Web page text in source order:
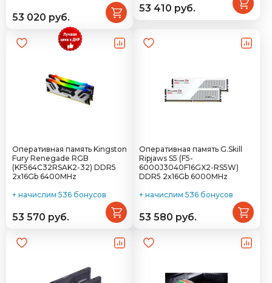
53 020 руб.
53 410 руб.
Оперативная память Kingston
Fury Renegade RGB
(KF564C32RSAK2-32) DDR5
2x16Gb 6400MHz
+ начислим 536 бонусов
53 570 руб.
Оперативная память G.Skill
Ripjaws S5 (F5-
6000J3040F16GX2-RS5W)
DDR5 2x16Gb 6000MHz
+ начислим 536 бонусов
53 580 руб.